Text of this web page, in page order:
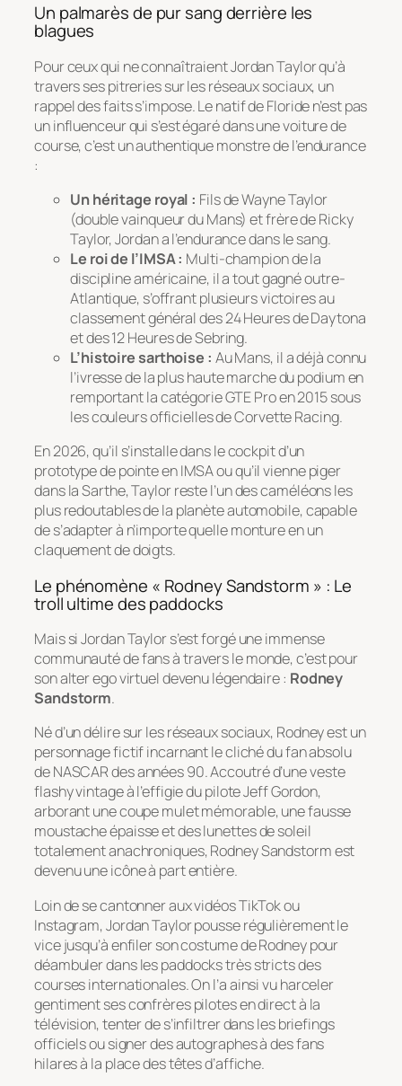
Un palmarès de pur sang derrière les
blagues
Pour ceux qui ne connaîtraient Jordan Taylor qu’à
travers ses pitreries sur les réseaux sociaux, un
rappel des faits s’impose. Le natif de Floride n’est pas
un influenceur qui s’est égaré dans une voiture de
course, c’est un authentique monstre de l’endurance
:
Un héritage royal : Fils de Wayne Taylor
(double vainqueur du Mans) et frère de Ricky
Taylor, Jordan a l’endurance dans le sang.
Le roi de l’IMSA : Multi-champion de la
discipline américaine, il a tout gagné outre-
Atlantique, s’offrant plusieurs victoires au
classement général des 24 Heures de Daytona
et des 12 Heures de Sebring.
L’histoire sarthoise : Au Mans, il a déjà connu
l’ivresse de la plus haute marche du podium en
remportant la catégorie GTE Pro en 2015 sous
les couleurs officielles de Corvette Racing.
En 2026, qu’il s’installe dans le cockpit d’un
prototype de pointe en IMSA ou qu’il vienne piger
dans la Sarthe, Taylor reste l’un des caméléons les
plus redoutables de la planète automobile, capable
de s’adapter à n’importe quelle monture en un
claquement de doigts.
Le phénomène « Rodney Sandstorm » : Le
troll ultime des paddocks
Mais si Jordan Taylor s’est forgé une immense
communauté de fans à travers le monde, c’est pour
son alter ego virtuel devenu légendaire : Rodney
Sandstorm.
Né d’un délire sur les réseaux sociaux, Rodney est un
personnage fictif incarnant le cliché du fan absolu
de NASCAR des années 90. Accoutré d’une veste
flashy vintage à l’effigie du pilote Jeff Gordon,
arborant une coupe mulet mémorable, une fausse
moustache épaisse et des lunettes de soleil
totalement anachroniques, Rodney Sandstorm est
devenu une icône à part entière.
Loin de se cantonner aux vidéos TikTok ou
Instagram, Jordan Taylor pousse régulièrement le
vice jusqu’à enfiler son costume de Rodney pour
déambuler dans les paddocks très stricts des
courses internationales. On l’a ainsi vu harceler
gentiment ses confrères pilotes en direct à la
télévision, tenter de s’infiltrer dans les briefings
officiels ou signer des autographes à des fans
hilares à la place des têtes d’affiche.